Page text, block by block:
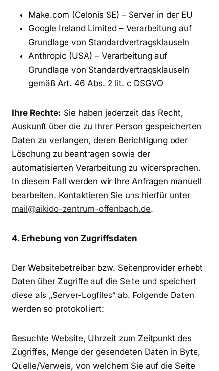
Make.com (Celonis SE) – Server in der EU
Google Ireland Limited – Verarbeitung auf
Grundlage von Standardvertragsklauseln
Anthropic (USA) – Verarbeitung auf
Grundlage von Standardvertragsklauseln
gemäß Art. 46 Abs. 2 lit. c DSGVO
Ihre Rechte: Sie haben jederzeit das Recht,
Auskunft über die zu Ihrer Person gespeicherten
Daten zu verlangen, deren Berichtigung oder
Löschung zu beantragen sowie der
automatisierten Verarbeitung zu widersprechen.
In diesem Fall werden wir Ihre Anfragen manuell
bearbeiten. Kontaktieren Sie uns hierfür unter
mail@aikido-zentrum-offenbach.de.
4. Erhebung von Zugriffsdaten
Der Websitebetreiber bzw. Seitenprovider erhebt
Daten über Zugriffe auf die Seite und speichert
diese als „Server-Logfiles“ ab. Folgende Daten
werden so protokolliert:
Besuchte Website, Uhrzeit zum Zeitpunkt des
Zugriffes, Menge der gesendeten Daten in Byte,
Quelle/Verweis, von welchem Sie auf die Seite